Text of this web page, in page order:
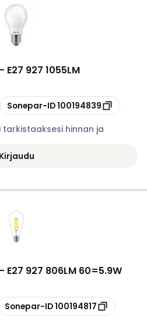
927 1055LM
Kopioi
Sonepar-ID100194839
hinnan ja
Kirjaudu
927 806LM 60=5.9W
Sonepar-ID100194817